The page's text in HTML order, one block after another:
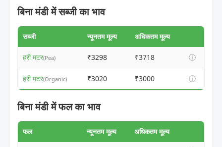
बिना मंडी में सब्जी का भाव
सब्जी न्यूनतम मूल्य अधिकतम मूल्य
हरी मटर(Pea) ₹3298 ₹3718 ⓘ
हरी मटर(Organic) ₹3020 ₹3000 ⓘ
बिना मंडी में फल का भाव
फल न्यूनतम मूल्य अधिकतम मूल्य